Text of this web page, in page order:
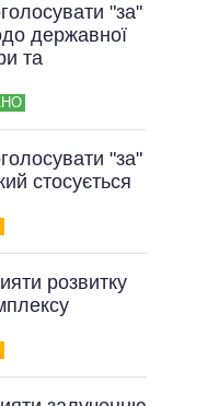
"за"
державної
та
"за"
стосується
розвитку